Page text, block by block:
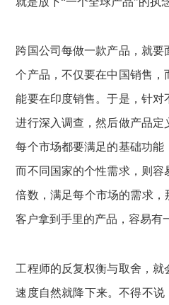
跨国公司每做一款产品，就
个产品，不仅要在中国销售
能要在印度销售。于是，针
进行深入调查，然后做产品定
每个市场都要满足的基础功能
而不同国家的个性需求，则容
倍数，满足每个市场的需求，
客户拿到手里的产品，容易有
工程师的反复权衡与取舍，
速度自然就降下来。不得不说